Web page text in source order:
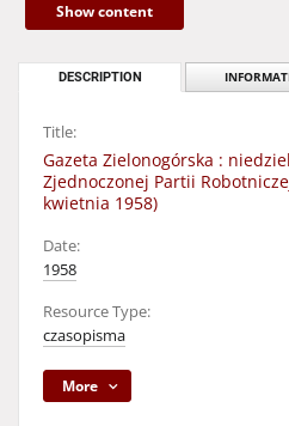
Show content
DESCRIPTION
Title:
Gazeta Zielonogórska :
Zjednoczonej Partii
kwietnia 1958)
Date:
1958
Resource Type:
czasopisma
More